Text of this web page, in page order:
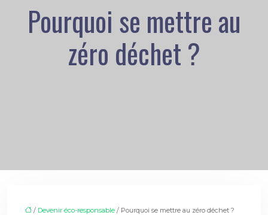
Pourquoi se mettre au
zéro déchet ?
/ Devenir éco-responsable / Pourquoi se mettre au zéro déchet ?